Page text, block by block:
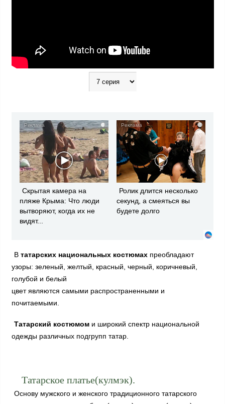
i
Скрытая камера на
пляже Крыма: Что люди
вытворяют, когда их не
видят...
i
Ролик длится несколько
секунд, а смеяться вы
будете долго
В татарских национальных костюмахпреобладают
узоры: зеленый, желтый, красный, черный, коричневый,
голубой и белый
цвет являются самыми распространенными и
почитаемыми.
Татарский костюмоми широкий спектр национальной
одежды различных подгрупп татар.
Татарское платье(кулмэк).
Основу мужского и женского традиционного татарского